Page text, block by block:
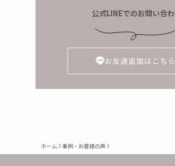
公式LINEでのお問い合
お友達追加はこちら
ホーム 事例・お客様の声